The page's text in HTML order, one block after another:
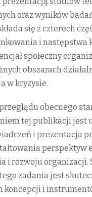
oraz wyników
się z czterech
i następstwa
społeczny
obszarach
w kryzysie.
obecnego
tej publikacji jest
i prezentacja
perspektyw
i rozwoju organizacji.
zadania jest
koncepcji i